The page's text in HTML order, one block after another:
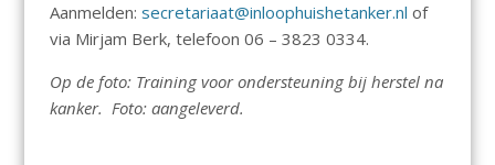
Aanmelden: secretariaat@inloophuishetanker.nl of
via Mirjam Berk, telefoon 06 – 3823 0334.
Op de foto: Training voor ondersteuning bij herstel na
kanker. Foto: aangeleverd.